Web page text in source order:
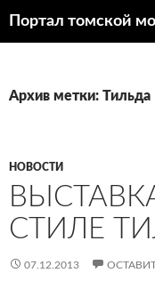
Портал томской
Архив метки: Тильда
НОВОСТИ
СТИЛЕ
07.12.2013